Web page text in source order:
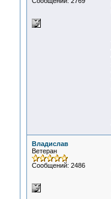
Владислав
Ветеран
Сообщений: 2486